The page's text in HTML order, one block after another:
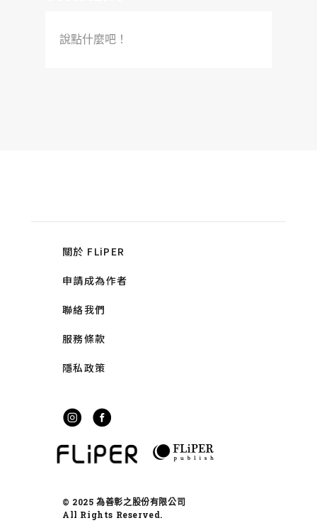
說點什麼吧！
關於 FLiPER
申請成為作者
聯絡我們
服務條款
隱私政策
© 2025 為善彰之股份有限公司
All Rights Reserved.